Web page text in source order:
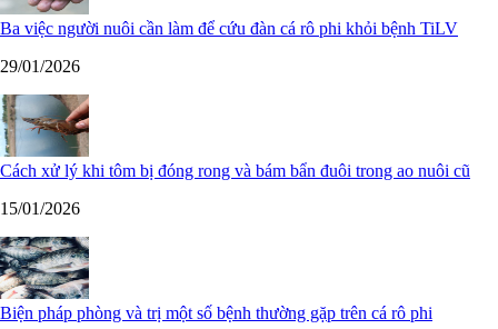
Ba việc người nuôi cần làm để cứu đàn cá rô phi khỏi bệnh TiLV
29/01/2026
Cách xử lý khi tôm bị đóng rong và bám bẩn đuôi trong ao nuôi cũ
15/01/2026
Biện pháp phòng và trị một số bệnh thường gặp trên cá rô phi